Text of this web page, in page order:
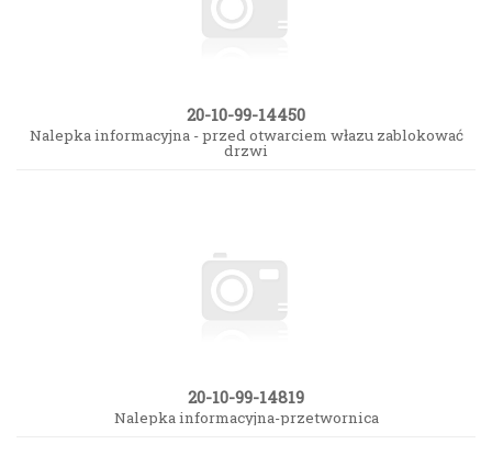
20-10-99-14450
Nalepka informacyjna - przed otwarciem włazu zablokować
drzwi
20-10-99-14819
Nalepka informacyjna-przetwornica